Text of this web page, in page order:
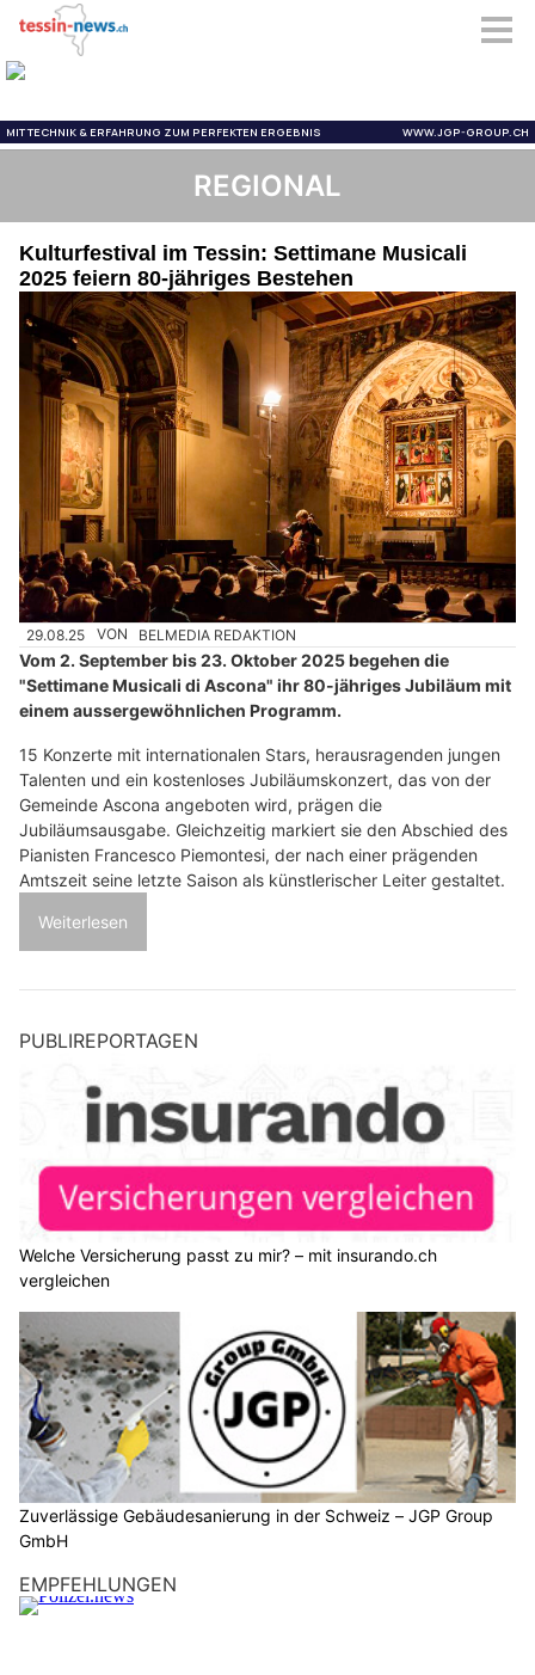
REGIONAL
Kulturfestival im Tessin: Settimane Musicali
2025 feiern 80-jähriges Bestehen
29.08.25 VON BELMEDIA REDAKTION
Vom 2. September bis 23. Oktober 2025 begehen die
"Settimane Musicali di Ascona" ihr 80-jähriges Jubiläum mit
einem aussergewöhnlichen Programm.
15 Konzerte mit internationalen Stars, herausragenden jungen
Talenten und ein kostenloses Jubiläumskonzert, das von der
Gemeinde Ascona angeboten wird, prägen die
Jubiläumsausgabe. Gleichzeitig markiert sie den Abschied des
Pianisten Francesco Piemontesi, der nach einer prägenden
Amtszeit seine letzte Saison als künstlerischer Leiter gestaltet.
Weiterlesen
PUBLIREPORTAGEN
Welche Versicherung passt zu mir? – mit insurando.ch
vergleichen
Zuverlässige Gebäudesanierung in der Schweiz – JGP Group
GmbH
EMPFEHLUNGEN